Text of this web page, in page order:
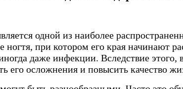
одной из наиболее
ногтя, при котором его края начинают
даже инфекции. Вследствие
его осложнения и повысить качество